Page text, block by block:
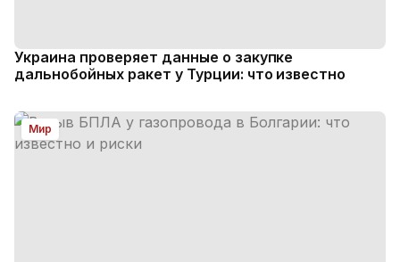
Украина проверяет данные о закупке
дальнобойных ракет у Турции: что известно
Мир